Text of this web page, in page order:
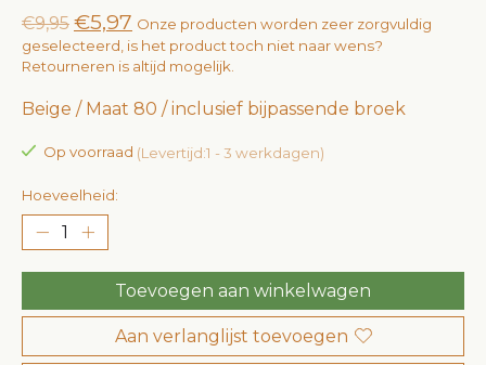
€9,95 €5,97 Onze producten worden zeer zorgvuldig
geselecteerd, is het product toch niet naar wens?
Retourneren is altijd mogelijk.
Beige / Maat 80 / inclusief bijpassende broek
Op voorraad (Levertijd:1 - 3 werkdagen)
Hoeveelheid:
Toevoegen aan winkelwagen
Aan verlanglijst toevoegen